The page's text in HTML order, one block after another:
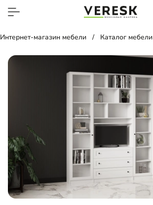
Интернет-магазин мебели Каталог мебели